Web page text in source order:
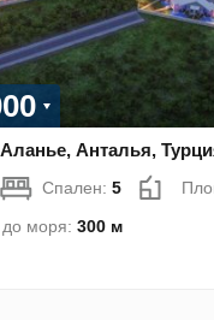
Аланье, Анталья,
Спален:5
до моря:300 м